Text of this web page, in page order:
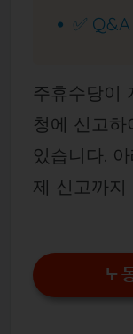
✅ Q&A
주휴수당이
청에 신고
있습니다.
제 신고까지
노